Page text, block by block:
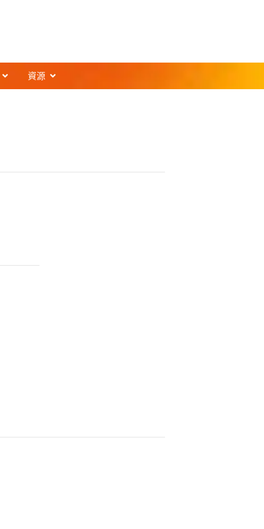
開啟Support
資源 開啟Resources